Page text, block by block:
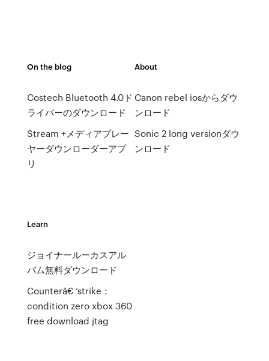
On the blog
Costech Bluetooth 4.0ド
ライバーのダウンロード
Stream +メディアプレー
ヤーダウンローダーアプ
リ
About
Canon rebel iosからダウ
ンロード
Sonic 2 long versionダウ
ンロード
Learn
ジョイナールーカスアル
バム無料ダウンロード
Counterâ€ ‘strike：
condition zero xbox 360
free download jtag